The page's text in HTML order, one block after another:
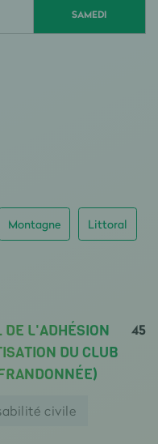
SAMEDI
Montagne Littoral
DE L'ADHÉSION
DU CLUB
45
civile